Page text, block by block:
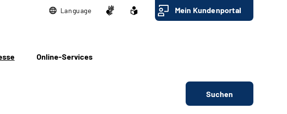
Language Mein Kundenportal
Online-Services
Suchen